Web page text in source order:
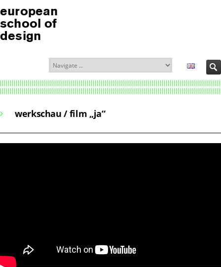
european
school of
design
werkschau / film „ja“